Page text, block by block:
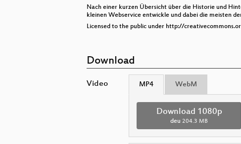
Nach einer kurzen Übersicht über die Historie und
kleinen Webservice entwickle und dabei die meisten
Licensed to the public under http://
Download
Video MP4 WebM
Download 1080p
deu 204.3 MB